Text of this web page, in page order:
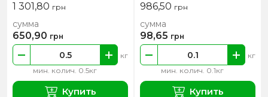
1 301,80 грн
мин. колич. 0.5кг
кг
сумма
650,90 грн
Купить
986,50 грн
мин. колич. 0.1кг
кг
сумма
98,65 грн
Купить